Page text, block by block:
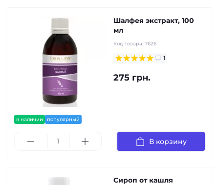
в наличии популярный
Шалфея экстракт, 100
мл
Код товара: 7626
1
275 грн.
В корзину
Сироп от кашля